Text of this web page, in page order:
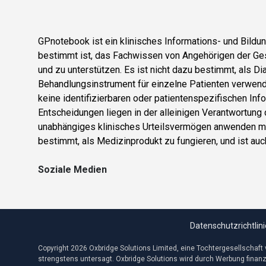
GPnotebook ist ein klinisches Informations- und
bestimmt ist, das Fachwissen von Angehörigen der
und zu unterstützen. Es ist nicht dazu bestimmt, als
Behandlungsinstrument für einzelne Patienten
keine identifizierbaren oder patientenspezifischen
Entscheidungen liegen in der alleinigen
unabhängiges klinisches Urteilsvermögen anwenden
bestimmt, als Medizinprodukt zu fungieren, und ist
Soziale Medien
Copyright 2026 Oxbridge Solutions Limited, eine
strengstens untersagt. Oxbridge Solutions wird durch Werbung